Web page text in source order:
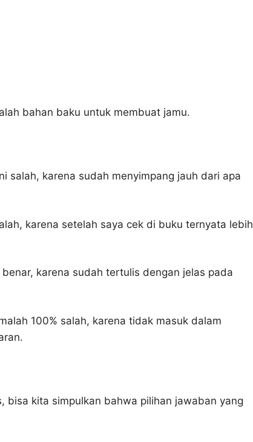
bahan baku untuk membuat jamu.
salah, karena sudah menyimpang jauh dari apa
karena setelah saya cek di buku ternyata lebih
karena sudah tertulis dengan jelas pada
100% salah, karena tidak masuk dalam
bisa kita simpulkan bahwa pilihan jawaban yang